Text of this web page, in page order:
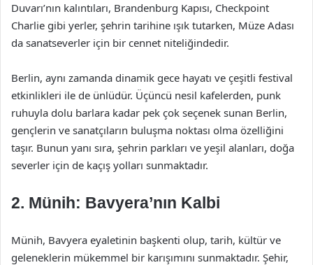
Duvarı’nın kalıntıları, Brandenburg Kapısı, Checkpoint
Charlie gibi yerler, şehrin tarihine ışık tutarken, Müze Adası
da sanatseverler için bir cennet niteliğindedir.
Berlin, aynı zamanda dinamik gece hayatı ve çeşitli festival
etkinlikleri ile de ünlüdür. Üçüncü nesil kafelerden, punk
ruhuyla dolu barlara kadar pek çok seçenek sunan Berlin,
gençlerin ve sanatçıların buluşma noktası olma özelliğini
taşır. Bunun yanı sıra, şehrin parkları ve yeşil alanları, doğa
severler için de kaçış yolları sunmaktadır.
2. Münih: Bavyera’nın Kalbi
Münih, Bavyera eyaletinin başkenti olup, tarih, kültür ve
geleneklerin mükemmel bir karışımını sunmaktadır. Şehir,